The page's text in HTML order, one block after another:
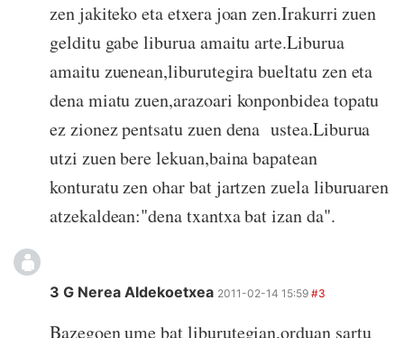
zen jakiteko eta etxera joan zen.Irakurri zuen
gelditu gabe liburua amaitu arte.Liburua
amaitu zuenean,liburutegira bueltatu zen eta
dena miatu zuen,arazoari konponbidea topatu
ez zionez pentsatu zuen dena ustea.Liburua
utzi zuen bere lekuan,baina bapatean
konturatu zen ohar bat jartzen zuela liburuaren
atzekaldean:"dena txantxa bat izan da".
3 G Nerea Aldekoetxea 2011-02-14 15:59 #3
Bazegoen ume bat liburutegian,orduan sartu